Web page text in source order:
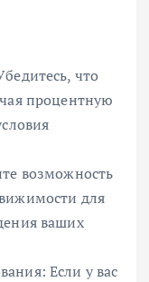
что
процентную
возможность
для
ваших
Если у вас